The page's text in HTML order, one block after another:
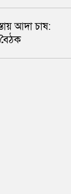
আদা চাষ: